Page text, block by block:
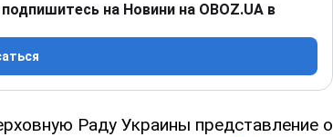
на Новини на OBOZ.UA в
Раду Украины представление о